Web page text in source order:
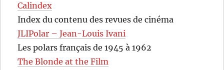
Calindex
Index du contenu des revues de cinéma
JLIPolar – Jean-Louis Ivani
Les polars français de 1945 à 1962
The Blonde at the Film